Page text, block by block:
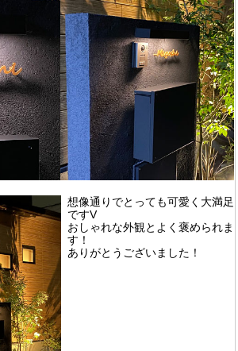
想像通りでとっても可愛く大満足
ですV
おしゃれな外観とよく褒められま
す！
ありがとうございました！